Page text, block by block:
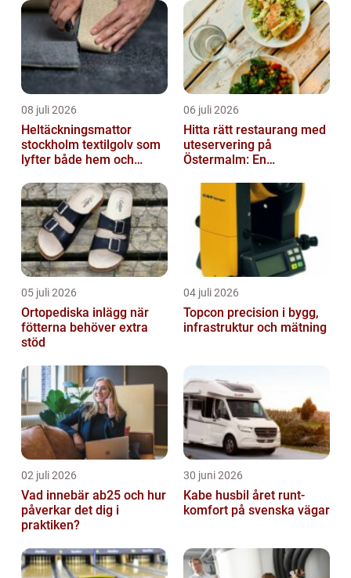
08 juli 2026
Heltäckningsmattor
stockholm textilgolv som
lyfter både hem och
06 juli 2026
Hitta rätt restaurang med
uteservering på
Östermalm: En
i solen
05 juli 2026
Ortopediska inlägg när
fötterna behöver extra
stöd
04 juli 2026
Topcon precision i bygg,
infrastruktur och mätning
02 juli 2026
Vad innebär ab25 och hur
påverkar det dig i
praktiken?
30 juni 2026
Kabe husbil året runt-
komfort på svenska vägar